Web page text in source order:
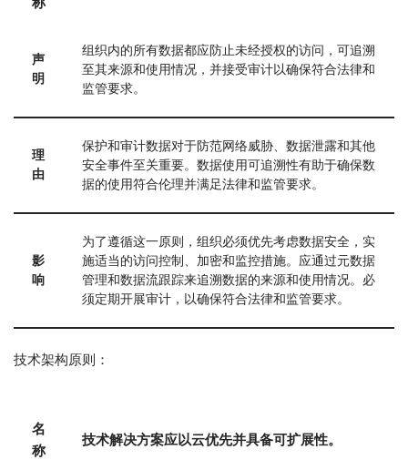
声
明
组织内的所有数据都应防止未经授权的访问，可追溯
至其来源和使用情况，并接受审计以确保符合法律和
监管要求。
理
由
保护和审计数据对于防范网络威胁、数据泄露和其他
安全事件至关重要。数据使用可追溯性有助于确保数
据的使用符合伦理并满足法律和监管要求。
影
响
为了遵循这一原则，组织必须优先考虑数据安全，实
施适当的访问控制、加密和监控措施。应通过元数据
管理和数据流跟踪来追溯数据的来源和使用情况。必
须定期开展审计，以确保符合法律和监管要求。
技术架构原则：
名
称
技术解决方案应以云优先并具备可扩展性。